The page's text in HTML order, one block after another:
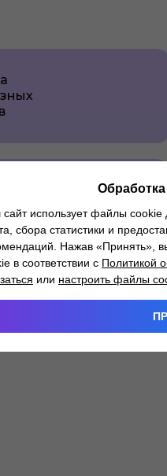
использует файлы cookie
сбора статистики и
Нажав «Принять»,
в соответствии с Политикой
или настроить файлы